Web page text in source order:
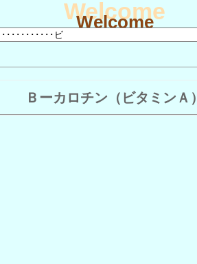
Welcome
Welcome
Ｂーカロチン（ビタミンＡ）